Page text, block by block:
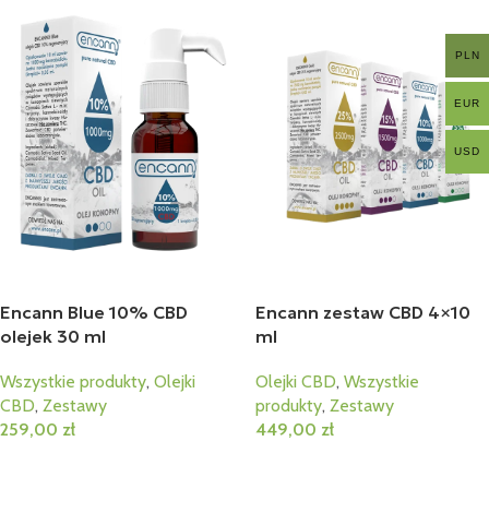
Encann Blue 10% CBD
olejek 30 ml
Wszystkie produkty, Olejki
CBD, Zestawy
259,00 zł
Encann zestaw CBD 4×10
ml
Olejki CBD, Wszystkie
produkty, Zestawy
449,00 zł
PLN
EUR
USD